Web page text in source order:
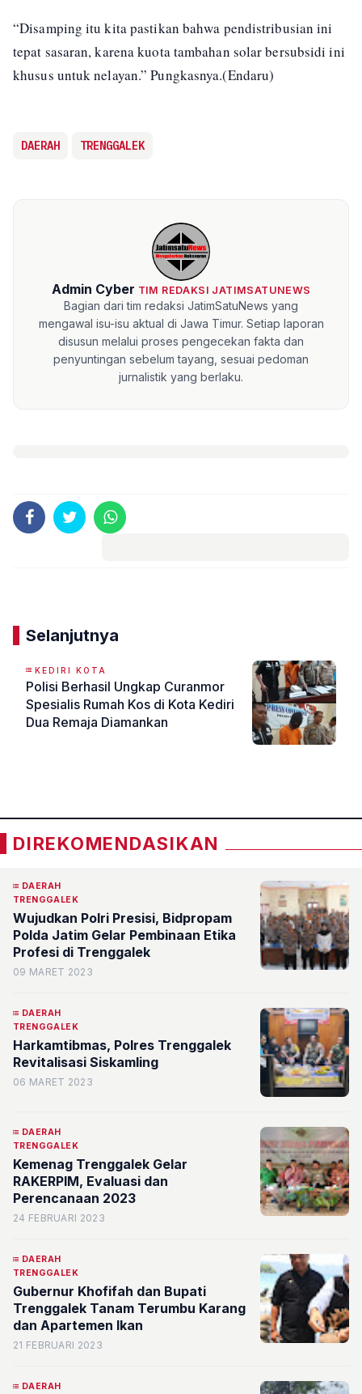
“Disamping itu kita pastikan bahwa pendistribusian ini
tepat sasaran, karena kuota tambahan solar bersubsidi ini
khusus untuk nelayan.” Pungkasnya.(Endaru)
DAERAH TRENGGALEK
Admin Cyber TIM REDAKSI JATIMSATUNEWS
Bagian dari tim redaksi JatimSatuNews yang
mengawal isu-isu aktual di Jawa Timur. Setiap laporan
disusun melalui proses pengecekan fakta dan
penyuntingan sebelum tayang, sesuai pedoman
jurnalistik yang berlaku.
Selanjutnya
KEDIRI KOTA
Polisi Berhasil Ungkap Curanmor
Spesialis Rumah Kos di Kota Kediri
Dua Remaja Diamankan
DIREKOMENDASIKAN
DAERAH
TRENGGALEK
Wujudkan Polri Presisi, Bidpropam
Polda Jatim Gelar Pembinaan Etika
Profesi di Trenggalek
09 MARET 2023
DAERAH
TRENGGALEK
Harkamtibmas, Polres Trenggalek
Revitalisasi Siskamling
06 MARET 2023
DAERAH
TRENGGALEK
Kemenag Trenggalek Gelar
RAKERPIM, Evaluasi dan
Perencanaan 2023
24 FEBRUARI 2023
DAERAH
TRENGGALEK
Gubernur Khofifah dan Bupati
Trenggalek Tanam Terumbu Karang
dan Apartemen Ikan
21 FEBRUARI 2023
DAERAH